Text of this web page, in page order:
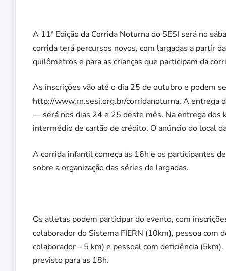
A 11ª Edição da Corrida Noturna do SESI será no
corrida terá percursos novos, com largadas a partir
quilômetros e para as crianças que participam da
As inscrições vão até o dia 25 de outubro e podem
http://www.rn.sesi.org.br/corridanoturna. A entrega
— será nos dias 24 e 25 deste mês. Na entrega dos
intermédio de cartão de crédito. O anúncio do local
A corrida infantil começa às 16h e os participantes
sobre a organização das séries de largadas.
Os atletas podem participar do evento, com
colaborador do Sistema FIERN (10km), pessoa
colaborador – 5 km) e pessoal com deficiência
previsto para as 18h.